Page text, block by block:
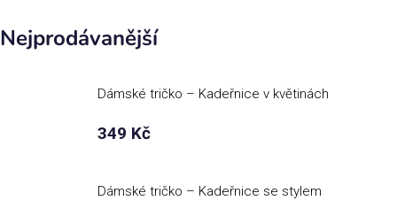
Nejprodávanější
Dámské tričko – Kadeřnice v květinách
349 Kč
Dámské tričko – Kadeřnice se stylem